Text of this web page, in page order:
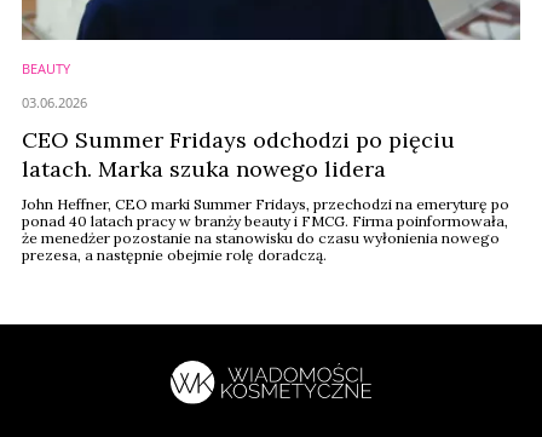
BEAUTY
CEO Summer Fridays odchodzi po pięciu
latach. Marka szuka nowego lidera
John Heffner, CEO marki Summer Fridays, przechodzi na emeryturę po
ponad 40 latach pracy w branży beauty i FMCG. Firma poinformowała,
że menedżer pozostanie na stanowisku do czasu wyłonienia nowego
prezesa, a następnie obejmie rolę doradczą.
03.06.2026